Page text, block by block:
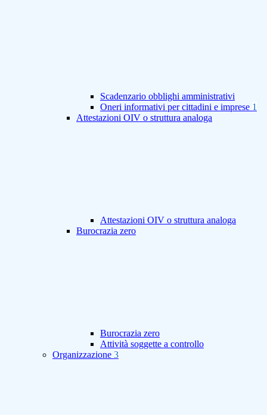
Scadenzario obblighi amministrativi
Oneri informativi per cittadini e imprese 1
Attestazioni OIV o struttura analoga
Attestazioni OIV o struttura analoga
Burocrazia zero
Burocrazia zero
Attività soggette a controllo
Organizzazione 3